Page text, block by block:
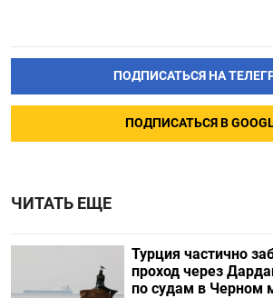
ПОДПИСАТЬСЯ НА
ПОДПИСАТЬСЯ В
ЧИТАТЬ ЕЩЕ
Турция частично
проход через
по судам в Черном